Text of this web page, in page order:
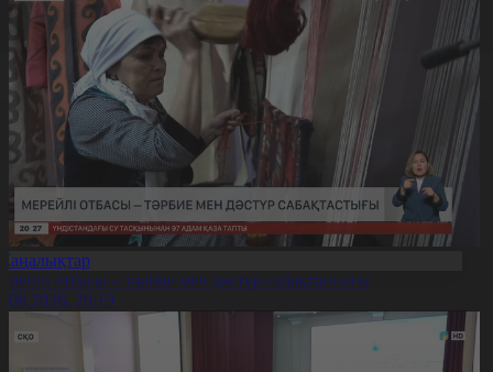
отбасы – тәрбие мен дәстүр сабақтастығы
20:19